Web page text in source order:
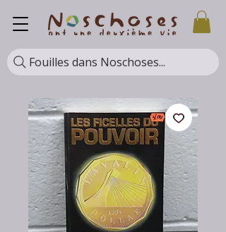
Fouilles dans Noschoses...